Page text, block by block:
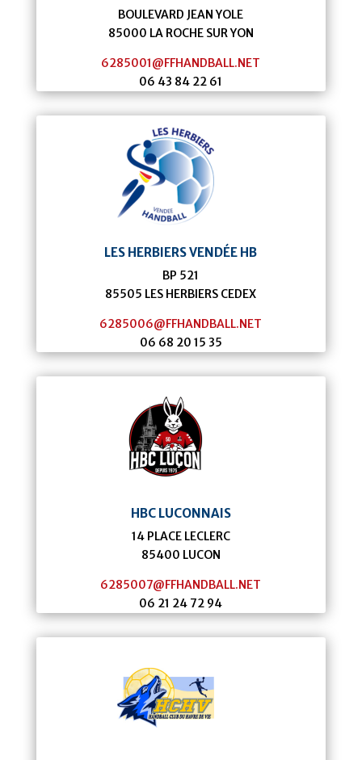
BOULEVARD JEAN YOLE
85000 LA ROCHE SUR YON
6285001@FFHANDBALL.NET
06 43 84 22 61
LES HERBIERS VENDÉE HB
BP 521
85505 LES HERBIERS CEDEX
6285006@FFHANDBALL.NET
06 68 20 15 35
HBC LUCONNAIS
14 PLACE LECLERC
85400 LUCON
6285007@FFHANDBALL.NET
06 21 24 72 94